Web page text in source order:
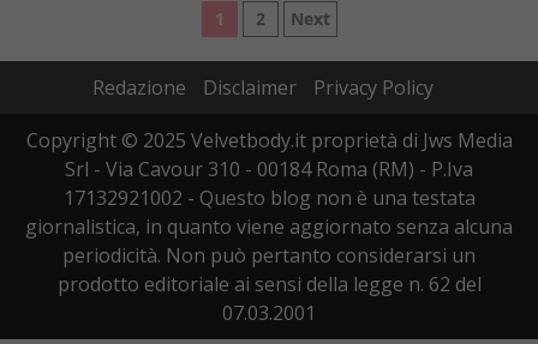
Paginazione
degli
1 2 Next
Redazione Disclaimer
Privacy Policy
Copyright © 2025 Velvetbody.it proprietà di Jws Media
Srl - Via Cavour 310 - 00184 Roma (RM) - P.Iva
17132921002 - Questo blog non è una testata
giornalistica, in quanto viene aggiornato senza alcuna
periodicità. Non può pertanto considerarsi un
prodotto editoriale ai sensi della legge n. 62 del
07.03.2001